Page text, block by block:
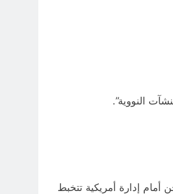
النووية”.
إدارة أمريكية تتخبط